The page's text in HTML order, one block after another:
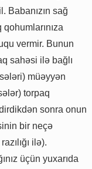
Babanızın sağ
vermir. Bunun
sahəsi ilə bağlı
müəyyən
torpaq
sonra onun
bir neçə
ilə).
üçün yuxarıda